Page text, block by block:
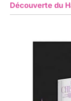
Découverte du